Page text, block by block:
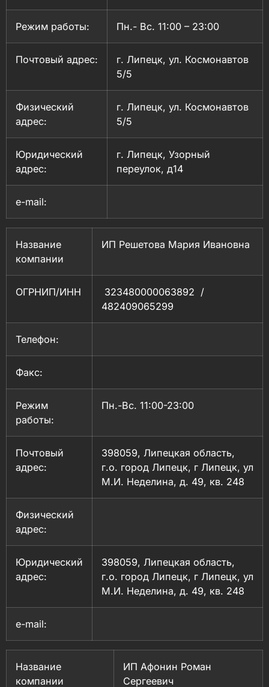
Режим работы: Пн.- Вс. 11:00 – 23:00
Почтовый адрес:
г. Липецк, ул. Космонавтов
5/5
Физический
адрес:
г. Липецк, ул. Космонавтов
5/5
Юридический
адрес:
г. Липецк, Узорный
переулок, д14
e-mail:
Название
компании
ИП Решетова Мария Ивановна
ОГРНИП/ИНН
323480000063892 /
482409065299
Телефон:
Факс:
Режим
работы:
Пн.-Вс. 11:00-23:00
Почтовый
адрес:
398059, Липецкая область,
г.о. город Липецк, г Липецк, ул
М.И. Неделина, д. 49, кв. 248
Физический
адрес:
Юридический
адрес:
398059, Липецкая область,
г.о. город Липецк, г Липецк, ул
М.И. Неделина, д. 49, кв. 248
e-mail:
Название
компании
ИП Афонин Роман
Сергеевич